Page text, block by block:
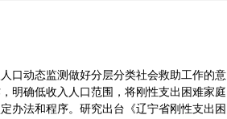
口动态监测做好分层分类社会救助工作的意
明确低收入人口范围，将刚性支出困难家庭
办法和程序。研究出台《辽宁省刚性支出困